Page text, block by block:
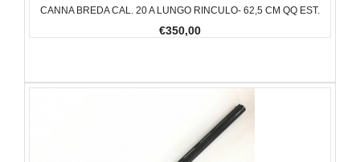
CANNA BREDA CAL. 20 A LUNGO RINCULO- 62,5 CM QQ EST.
€350,00